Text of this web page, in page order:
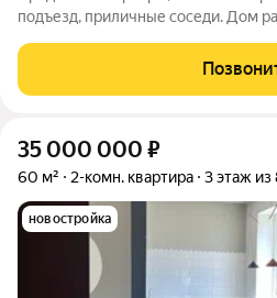
подъезд, приличные соседи. Дом
школ, детских садов, поликлиники,
необходимой для комфортной
35 000 000 ₽
60 м² 2-комн. квартира 3 этаж из
новостройка